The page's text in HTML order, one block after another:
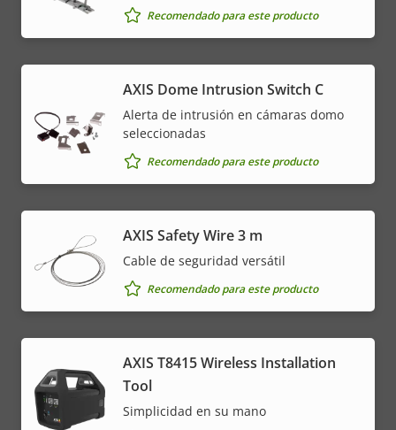
Recomendado para este producto
AXIS Dome Intrusion Switch C
Alerta de intrusión en cámaras domo
seleccionadas
Recomendado para este producto
AXIS Safety Wire 3 m
Cable de seguridad versátil
Recomendado para este producto
AXIS T8415 Wireless Installation
Tool
Simplicidad en su mano